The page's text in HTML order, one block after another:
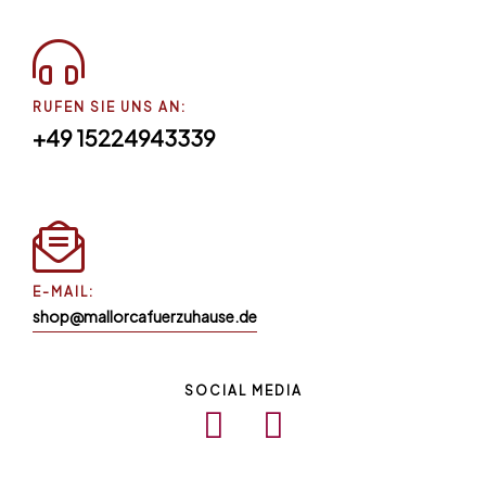
RUFEN SIE UNS AN:
+49 15224943339
E-MAIL:
shop@mallorcafuerzuhause.de
SOCIAL MEDIA